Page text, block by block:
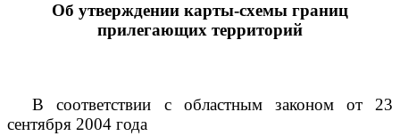
Об утверждении карты-схемы границ
прилегающих территорий
В соответствии с областным законом от 23
сентября 2004 года